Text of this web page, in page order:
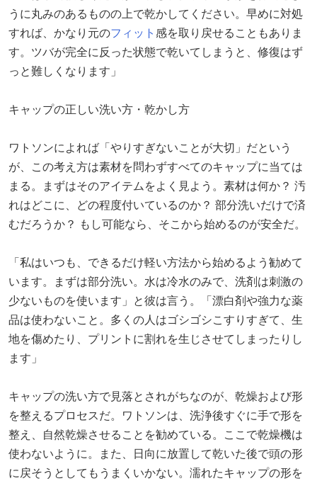
うに丸みのあるものの上で乾かしてください。早めに対処
すれば、かなり元のフィット 感を取り戻せることもありま
す。ツバが完全に反った状態で乾いてしまうと、修復はず
っと難しくなります」
キャップの正しい洗い方・乾かし方
ワトソンによれば「やりすぎないことが大切」だという
が、この考え方は素材を問わずすべてのキャップに当ては
まる。まずはそのアイテムをよく見よう。素材は何か？ 汚
れはどこに、どの程度付いているのか？ 部分洗いだけで済
むだろうか？ もし可能なら、そこから始めるのが安全だ。
「私はいつも、できるだけ軽い方法から始めるよう勧めて
います。まずは部分洗い。水は冷水のみで、洗剤は刺激の
少ないものを使います」と彼は言う。「漂白剤や強力な薬
品は使わないこと。多くの人はゴシゴシこすりすぎて、生
地を傷めたり、プリントに割れを生じさせてしまったりし
ます」
キャップの洗い方で見落とされがちなのが、乾燥および形
を整えるプロセスだ。ワトソンは、洗浄後すぐに手で形を
整え、自然乾燥させることを勧めている。ここで乾燥機は
使わないように。また、日向に放置して乾いた後で頭の形
に戻そうとしてもうまくいかない。濡れたキャップの形を